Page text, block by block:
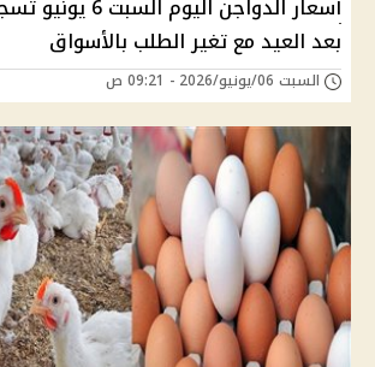
أسعار الدواجن
بعد العيد مع تغير الطلب بالأسواق
السبت 06/يونيو/2026 - 09:21 ص